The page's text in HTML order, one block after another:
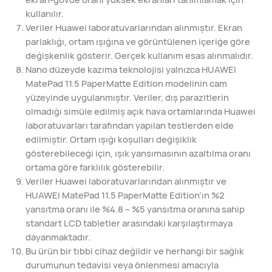
kullanılır.
Veriler Huawei laboratuvarlarından alınmıştır. Ekran
parlaklığı, ortam ışığına ve görüntülenen içeriğe göre
değişkenlik gösterir. Gerçek kullanım esas alınmalıdır.
Nano düzeyde kazıma teknolojisi yalnızca HUAWEI
MatePad 11.5 PaperMatte Edition modelinin cam
yüzeyinde uygulanmıştır. Veriler, dış parazitlerin
olmadığı simüle edilmiş açık hava ortamlarında Huawei
laboratuvarları tarafından yapılan testlerden elde
edilmiştir. Ortam ışığı koşulları değişiklik
gösterebileceği için, ışık yansımasının azaltılma oranı
ortama göre farklılık gösterebilir.
Veriler Huawei laboratuvarlarından alınmıştır ve
HUAWEI MatePad 11.5 PaperMatte Edition’ın %2
yansıtma oranı ile %4.8 – %5 yansıtma oranına sahip
standart LCD tabletler arasındaki karşılaştırmaya
dayanmaktadır.
Bu ürün bir tıbbi cihaz değildir ve herhangi bir sağlık
durumunun tedavisi veya önlenmesi amacıyla